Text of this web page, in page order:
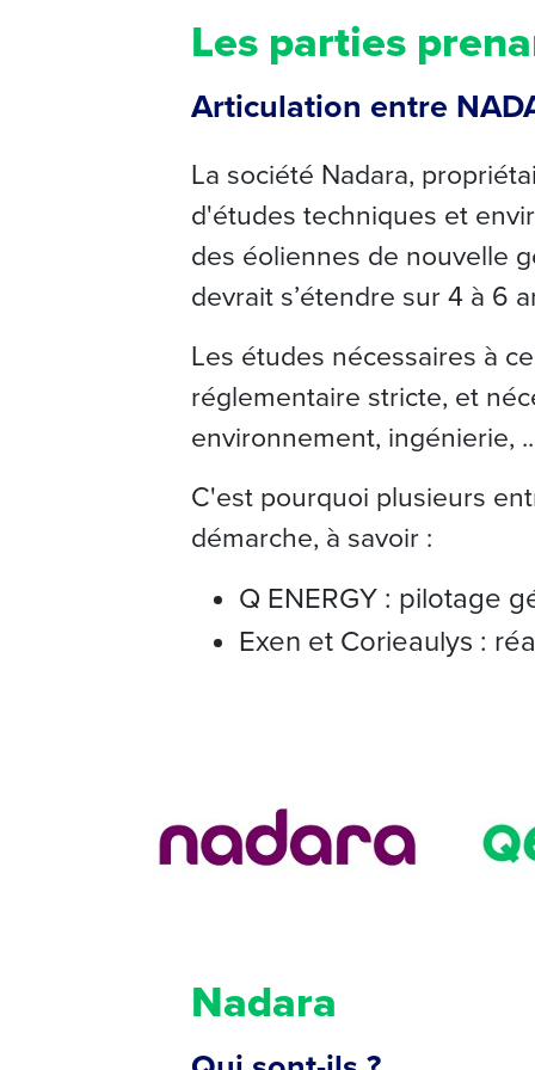
Les parties
Articulation entre
La société Nadara,
d'études techniques et
des éoliennes de nouvelle
devrait s’étendre sur 4 à 6
Les études nécessaires à
réglementaire stricte, et
environnement, ingénierie,
C'est pourquoi plusieurs
démarche, à savoir :
Q ENERGY : pilotage
Exen et Corieaulys :
Nadara